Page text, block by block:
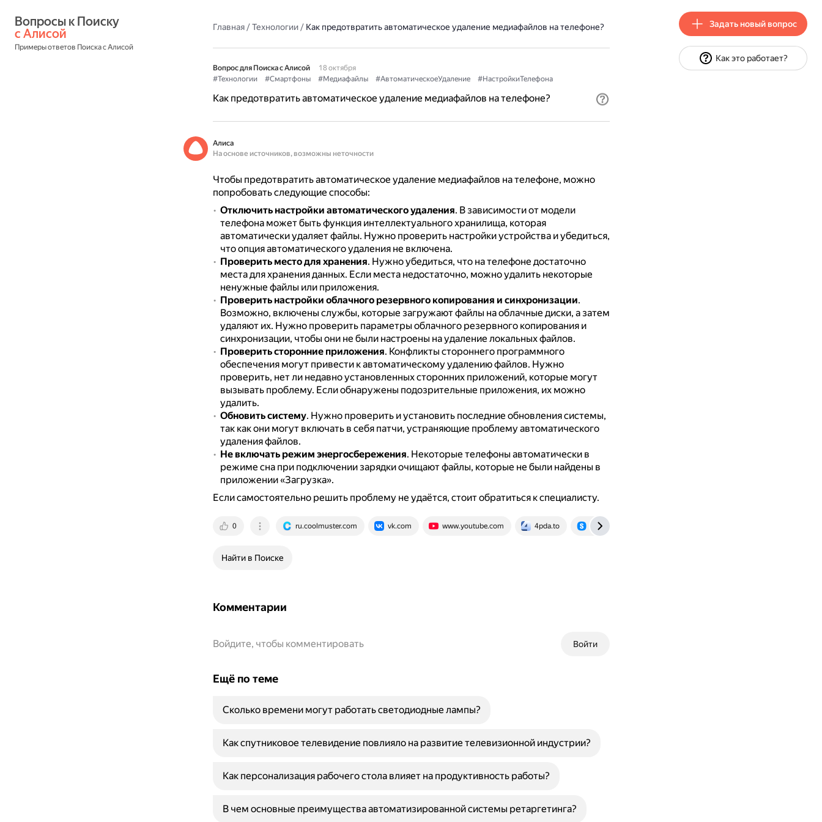
с Алисой
Примеры ответов Поиска с Алисой
Главная/Технологии/ Как предотвратить автоматическое удаление медиафайлов на телефоне?
Вопрос для Поиска с Алисой
18 октября
#Технологии
#Смартфоны #Медиафайлы #АвтоматическоеУдаление #НастройкиТелефона
Как предотвратить автоматическое удаление медиафайлов на телефоне?
Алиса
На основе источников, возможны неточности
Чтобы предотвратить автоматическое удаление медиафайлов на телефоне, можно
попробовать следующие способы:
Отключить настройки автоматического удаления. В зависимости от модели
телефона может быть функция интеллектуального хранилища, которая
автоматически удаляет файлы. Нужно проверить настройки устройства и убедиться,
что опция автоматического удаления не включена.
Проверить место для хранения. Нужно убедиться, что на телефоне достаточно
места для хранения данных. Если места недостаточно, можно удалить некоторые
ненужные файлы или приложения.
Проверить настройки облачного резервного копирования и синхронизации.
Возможно, включены службы, которые загружают файлы на облачные диски, а затем
удаляют их. Нужно проверить параметры облачного резервного копирования и
синхронизации, чтобы они не были настроены на удаление локальных файлов.
Проверить сторонние приложения. Конфликты стороннего программного
обеспечения могут привести к автоматическому удалению файлов. Нужно
проверить, нет ли недавно установленных сторонних приложений, которые могут
вызывать проблему. Если обнаружены подозрительные приложения, их можно
удалить.
Обновить систему. Нужно проверить и установить последние обновления системы,
так как они могут включать в себя патчи, устраняющие проблему автоматического
удаления файлов.
Не включать режим энергосбережения. Некоторые телефоны автоматически в
режиме сна при подключении зарядки очищают файлы, которые не были найдены в
приложении «Загрузка».
Если самостоятельно решить проблему не удаётся, стоит обратиться к специалисту.
0 ru.coolmuster.com vk.com www.youtube.com 4pda.to www.samsung.com
Найти в Поиске
Комментарии
Войти
Войдите, чтобы комментировать
Ещё по теме
Сколько времени могут работать светодиодные лампы?
Как спутниковое телевидение повлияло на развитие телевизионной индустрии?
Как персонализация рабочего стола влияет на продуктивность работы?
В чем основные преимущества автоматизированной системы ретаргетинга?
Задать новый вопрос
Как это работает?